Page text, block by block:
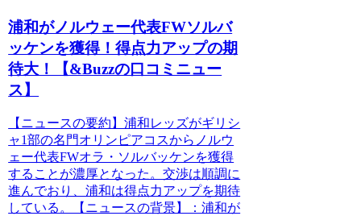
浦和がノルウェー代表FWソルバ
ッケンを獲得！得点力アップの期
待大！【&Buzzの口コミニュー
ス】
【ニュースの要約】浦和レッズがギリシ
ャ1部の名門オリンピアコスからノルウ
ェー代表FWオラ・ソルバッケンを獲得
することが濃厚となった。交渉は順調に
進んでおり、浦和は得点力アップを期待
している。【ニュースの背景】：浦和が